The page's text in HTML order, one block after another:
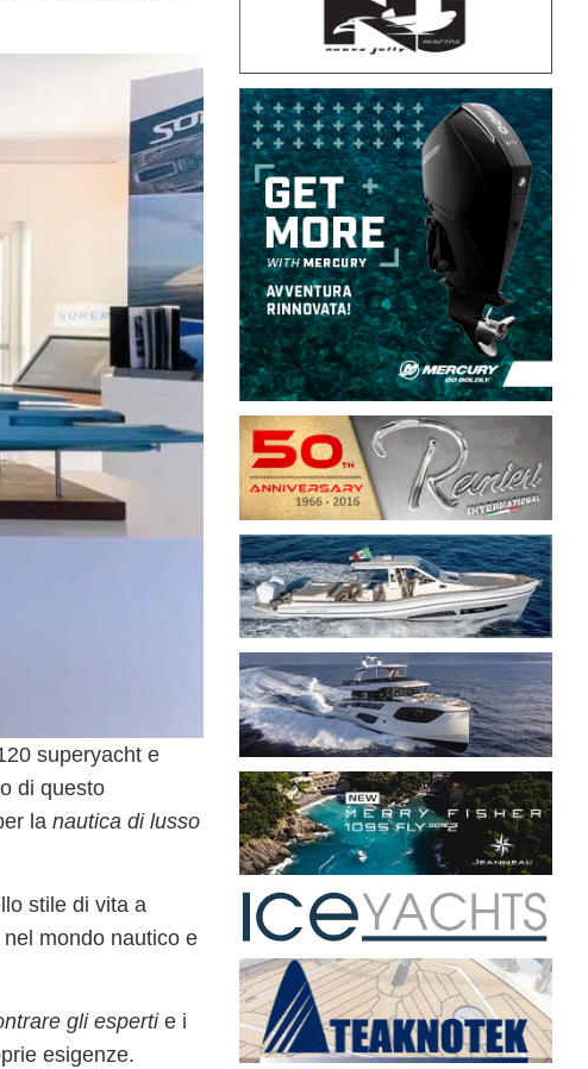
superyacht e
di questo
la nautica di lusso
stile di vita a
mondo nautico e
gli espertie i
esigenze.